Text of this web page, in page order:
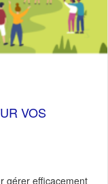
VOS
gérer efficacement